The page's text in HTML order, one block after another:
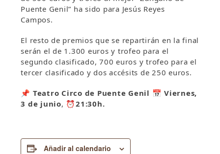
Puente Genil” ha sido para Jesús Reyes
Campos.
El resto de premios que se repartirán en la final
serán el de 1.300 euros y trofeo para el
segundo clasificado, 700 euros y trofeo para el
tercer clasificado y dos accésits de 250 euros.
📌 Teatro Circo de Puente Genil 📅Viernes,
3 de junio, ⏰21:30h.
Añadir al calendario